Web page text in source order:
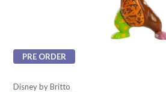
PRE ORDER
Disney by Britto